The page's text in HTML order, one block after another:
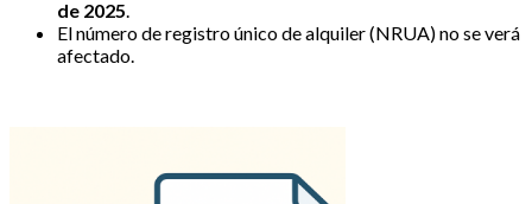
de 2025.
El número de registro único de alquiler (NRUA) no se verá
afectado.